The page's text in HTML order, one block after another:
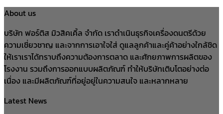
About us
บริษัท ฟอร์ติส มิวสิคเคิ้ล จำกัด เราดำเนินธุรกิจเครื่องดนตรีด้วย
ความเชี่ยวชาญ และจากการเอาใจใส่ ดูแลลูกค้าและคู่ค้าอย่างใกล้ชิด
ให้เราเราได้ทราบถึงความต้องการตลาด และศักยภาพการผลิตของ
โรงงาน รวมถึงการออกแบบผลิตภัณฑ์ ทำให้บริษัทเติบโตอย่างต่อ
เนื่อง และมีผลิตภัณฑ์ที่อยู่อยู่ในความสนใจ และหลากหลาย
Latest News